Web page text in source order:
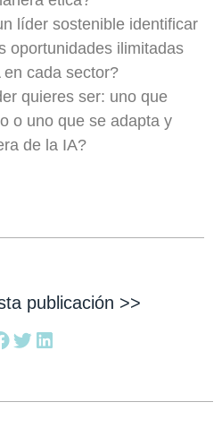
líder sostenible identificar
oportunidades ilimitadas
cada sector?
quieres ser: uno que
o uno que se adapta y
de la IA?
publicación >>